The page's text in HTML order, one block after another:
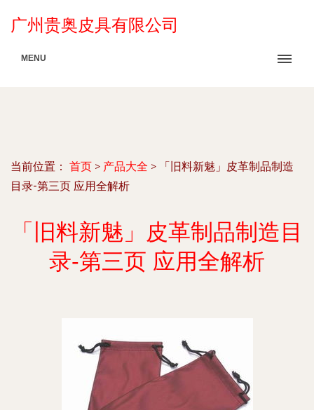
广州贵奥皮具有限公司
MENU
当前位置： 首页 > 产品大全 >
「旧料新魅」皮革制品制造
目录-第三页 应用全解析
「旧料新魅」皮革制品制造目
录-第三页 应用全解析